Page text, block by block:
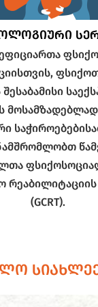
შესაბამისი
(GCRT).